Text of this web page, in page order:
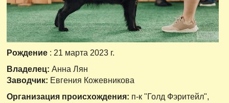
Рождение : 21 марта 2023 г.
Владелец: Анна Лян
Заводчик: Евгения Кожевникова
Организация происхождения: п-к "Голд Фэритейл",